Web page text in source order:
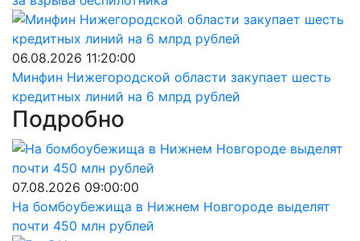
06.08.2026 11:20:00
Минфин Нижегородской области закупает шесть
кредитных линий на 6 млрд рублей
Подробно
07.08.2026 09:00:00
На бомбоубежища в Нижнем Новгороде выделят
почти 450 млн рублей